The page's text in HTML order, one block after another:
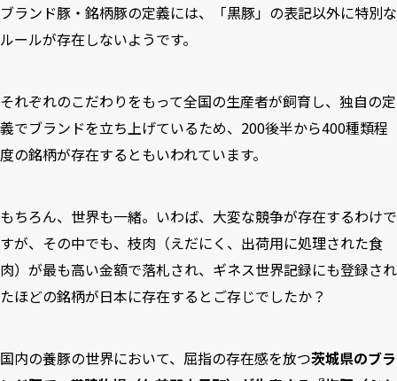
ブランド豚・銘柄豚の定義には、「黒豚」の表記以外に特別な
ルールが存在しないようです。
それぞれのこだわりをもって全国の生産者が飼育し、独自の定
義でブランドを立ち上げているため、200後半から400種類程
度の銘柄が存在するともいわれています。
もちろん、世界も一緒。いわば、大変な競争が存在するわけで
すが、その中でも、枝肉（えだにく、出荷用に処理された食
肉）が最も高い金額で落札され、ギネス世界記録にも登録され
たほどの銘柄が日本に存在するとご存じでしたか？
国内の養豚の世界において、屈指の存在感を放つ茨城県のブラ